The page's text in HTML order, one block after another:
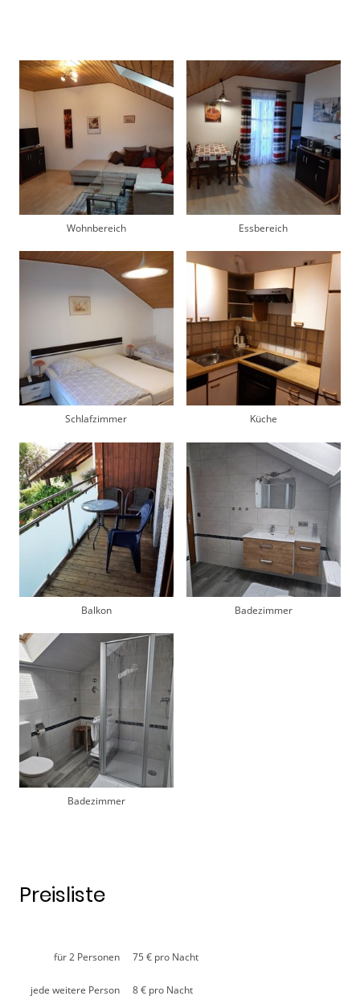
Wohnbereich Essbereich
Schlafzimmer Küche
Balkon Badezimmer
Badezimmer
Preisliste
für 2 Personen 75 € pro Nacht
jede weitere Person 8 € pro Nacht